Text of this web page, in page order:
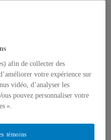
afin de collecter des
votre expérience sur
vidéo, d’analyser les
pouvez personnaliser votre
».
témoins